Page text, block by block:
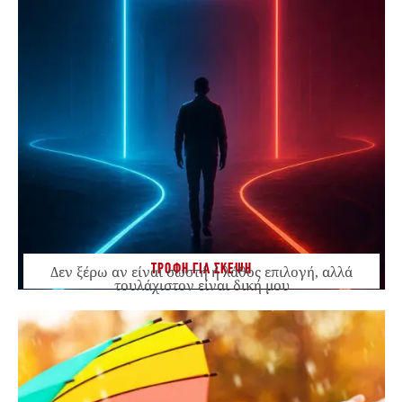
ΤΡΟΦΗ ΓΙΑ ΣΚΕΨΗ
Δεν ξέρω αν είναι σωστή ή λάθος επιλογή, αλλά
τουλάχιστον είναι δική μου